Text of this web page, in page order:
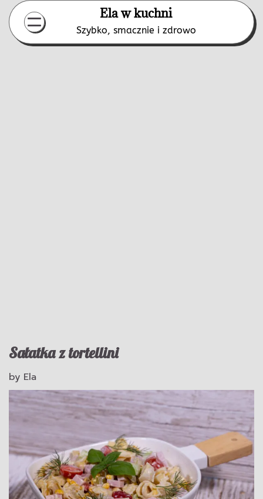
Skip
content
Ela w kuchni
Szybko, smacznie i zdrowo
Sałatka z tortellini
by Ela